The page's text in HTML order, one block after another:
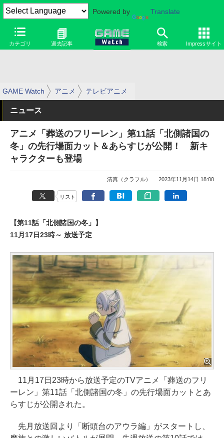
Powered by Translate
カテゴリ 過去記事 検索 Impressサイト
GAME Watch アニメ テレビアニメ
ニュース
アニメ「葬送のフリーレン」第11話「北側諸国の
冬」の先行場面カット＆あらすじが公開！ 新キ
ャラクターも登場
清真（クラフル） 2023年11月14日 18:00
リスト
【第11話「北側諸国の冬」】
11月17日23時～ 放送予定
11月17日23時から放送予定のTVアニメ「葬送のフリ
ーレン」第11話「北側諸国の冬」の先行場面カットとあ
らすじが公開された。
先月放送回より「断頭台のアウラ編」がスタートし、